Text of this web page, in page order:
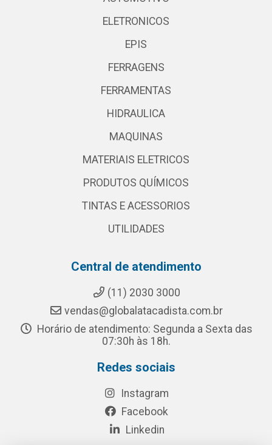
ELETRONICOS
EPIS
FERRAGENS
FERRAMENTAS
HIDRAULICA
MAQUINAS
MATERIAIS ELETRICOS
PRODUTOS QUÍMICOS
TINTAS E ACESSORIOS
UTILIDADES
Central de atendimento
(11) 2030 3000
vendas@globalatacadista.com.br
Horário de atendimento: Segunda a Sexta das
07:30h às 18h.
Redes sociais
Instagram
Facebook
Linkedin